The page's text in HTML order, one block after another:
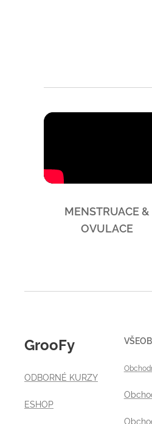
MENSTRUACE &
OVULACE
GrooFy
ODBORNÉ KURZY
ESHOP